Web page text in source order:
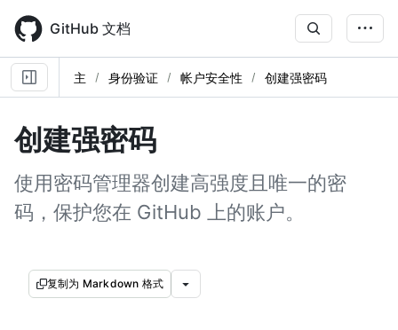
main
content
GitHub 文档
主 身份验证 帐户安全性 创建强密码
创建强密码
使用密码管理器创建高强度且唯一的密
码，保护您在 GitHub 上的账户。
复制为 Markdown 格式